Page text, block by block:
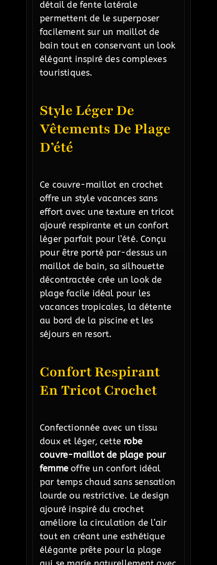
détail de fente latérale
permettent de le superposer
facilement sur un maillot de
bain tout en conservant un look
élégant inspiré des complexes
touristiques.
Style Léger De
Vêtements De Plage
D’été
Ce couvre-maillot en crochet
offre un style vacances sans
effort avec une texture en tricot
ajouré respirante et un confort
léger parfait pour l’été. Conçu
pour être porté par-dessus un
maillot de bain, sa silhouette
décontractée crée un look de
plage facile idéal pour les
vacances tropicales, la détente
au bord de la piscine et les
séjours en resort.
Confort Respirant
En Tricot Crochet
Confectionnée avec un tissu
doux et léger, cette robe
couvre-maillot de plage pour
femmeoffre un confort idéal
par temps chaud sans sensation
lourde ou restrictive. Le design
ajouré inspiré du crochet
améliore la circulation de l’air
tout en créant une esthétique
élégante prête pour la plage